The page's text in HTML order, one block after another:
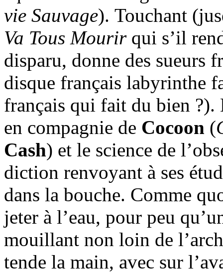
vie Sauvage). Touchant
Va Tous Mourirqui s’il
disparu, donne des sueurs
disque français labyrinthe
français qui fait du bien ?).
en compagnie de Cocoon (
Cash) et le science de
diction renvoyant à ses
dans la bouche. Comme
jeter à l’eau, pour peu
mouillant non loin de
tende la main, avec sur